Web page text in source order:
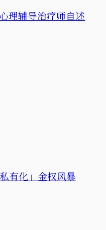
理辅导治疗师自述
有化」金权风暴